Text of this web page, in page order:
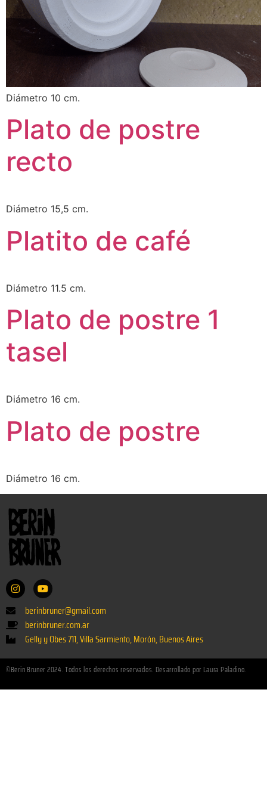
Diámetro 10 cm.
Plato de postre
recto
Diámetro 15,5 cm.
Platito de café
Diámetro 11.5 cm.
Plato de postre 1
tasel
Diámetro 16 cm.
Plato de postre
Diámetro 16 cm.
berinbruner@gmail.com
berinbruner.com.ar
Gelly y Obes 711, Villa Sarmiento, Morón, Buenos Aires
©Berin Bruner 2024. Todos los derechos reservados. Desarrollado por Laura Paladino.